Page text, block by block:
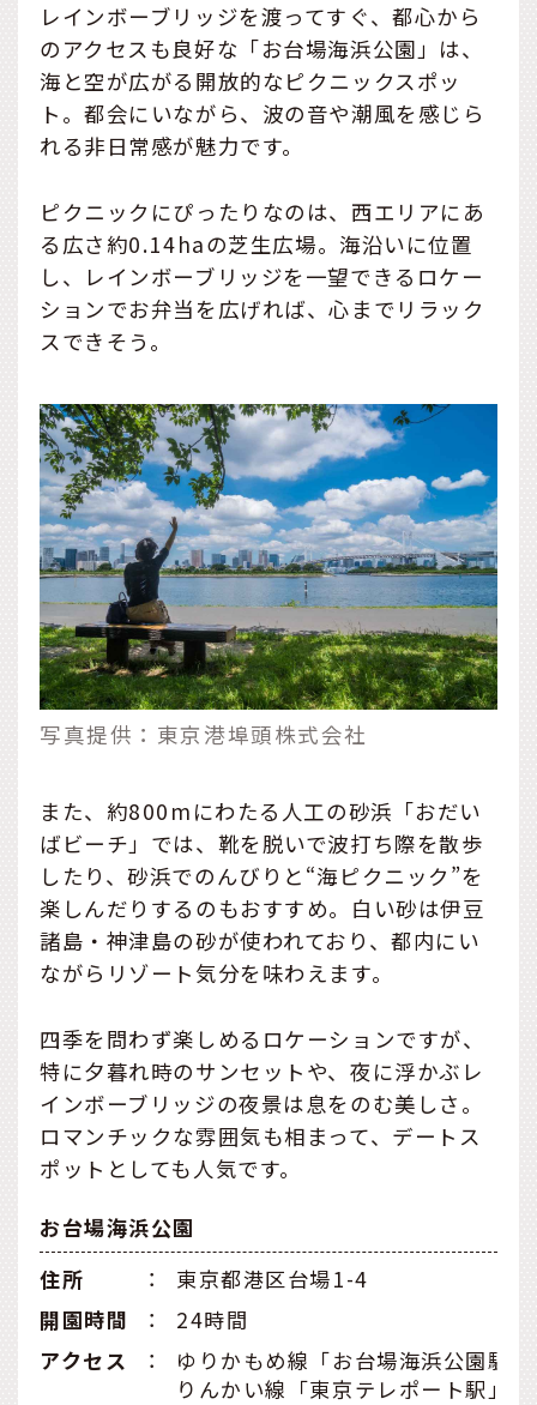
レインボーブリッジを渡ってすぐ、都心から
のアクセスも良好な「お台場海浜公園」は、
海と空が広がる開放的なピクニックスポッ
ト。都会にいながら、波の音や潮風を感じら
れる非日常感が魅力です。
ピクニックにぴったりなのは、西エリアにあ
る広さ約0.14haの芝生広場。海沿いに位置
し、レインボーブリッジを一望できるロケー
ションでお弁当を広げれば、心までリラック
スできそう。
写真提供：東京港埠頭株式会社
また、約800mにわたる人工の砂浜「おだい
ばビーチ」では、靴を脱いで波打ち際を散歩
したり、砂浜でのんびりと“海ピクニック”を
楽しんだりするのもおすすめ。白い砂は伊豆
諸島・神津島の砂が使われており、都内にい
ながらリゾート気分を味わえます。
四季を問わず楽しめるロケーションですが、
特に夕暮れ時のサンセットや、夜に浮かぶレ
インボーブリッジの夜景は息をのむ美しさ。
ロマンチックな雰囲気も相まって、デートス
ポットとしても人気です。
お台場海浜公園
住所
：
東京都港区台場1-4
開園時間
：
24時間
アクセス
：
ゆりかもめ線「お台場海浜公園駅
りんかい線「東京テレポート駅」